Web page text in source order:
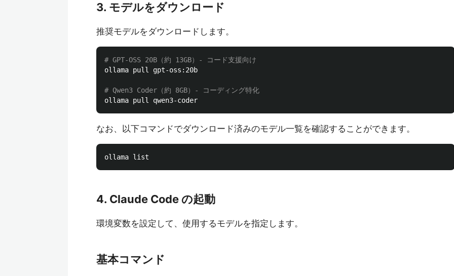
3. モデルをダウンロード
推奨モデルをダウンロードします。
# GPT-OSS 20B（約 13GB）- コード支援向け
ollama pull gpt-oss:20b
# Qwen3 Coder（約 8GB）- コーディング特化
なお、以下コマンドでダウンロード済みのモデル一覧を確認することができます。
4. Claude Code の起動
環境変数を設定して、使用するモデルを指定します。
基本コマンド